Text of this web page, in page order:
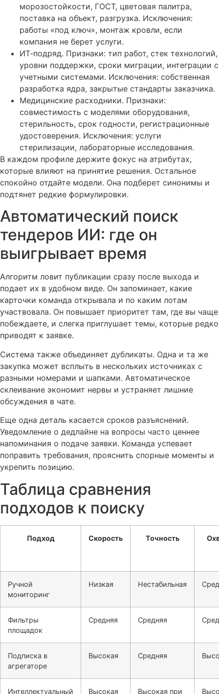
морозостойкости, ГОСТ, цветовая палитра,
поставка на объект, разгрузка. Исключения:
работы «под ключ», монтаж кровли, если
компания не берет услуги.
ИТ‑подряд. Признаки: тип работ, стек технологий,
уровни поддержки, сроки миграции, интеграции с
учетными системами. Исключения: собственная
разработка ядра, закрытые стандарты заказчика.
Медицинские расходники. Признаки:
совместимость с моделями оборудования,
стерильность, срок годности, регистрационные
удостоверения. Исключения: услуги
стерилизации, лабораторные исследования.
В каждом профиле держите фокус на атрибутах,
которые влияют на принятие решения. Остальное
спокойно отдайте модели. Она подберет синонимы и
подтянет редкие формулировки.
Автоматический поиск
тендеров ИИ: где он
выигрывает время
Алгоритм ловит публикации сразу после выхода и
подает их в удобном виде. Он запоминает, какие
карточки команда открывала и по каким лотам
участвовала. Он повышает приоритет там, где вы чаще
побеждаете, и слегка приглушает темы, которые редко
приводят к заявке.
Система также объединяет дубликаты. Одна и та же
закупка может всплыть в нескольких источниках с
разными номерами и шапками. Автоматическое
склеивание экономит нервы и устраняет лишние
обсуждения в чате.
Еще одна деталь касается сроков разъяснений.
Уведомление о дедлайне на вопросы часто ценнее
напоминания о подаче заявки. Команда успевает
поправить требования, прояснить спорные моменты и
укрепить позицию.
Таблица сравнения
подходов к поиску
Подход Скорость Точность
Ручной
мониторинг
Низкая Нестабильная
Фильтры
площадок
Средняя Средняя
Подписка в
агрегаторе
Высокая Средняя
Интеллектуальный Высокая Высокая при